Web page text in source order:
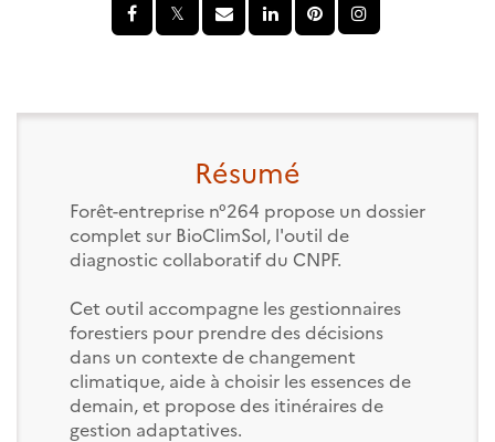
Résumé
Forêt-entreprise n°264 propose un dossier
complet sur BioClimSol, l'outil de
diagnostic collaboratif du CNPF.
Cet outil accompagne les gestionnaires
forestiers pour prendre des décisions
dans un contexte de changement
climatique, aide à choisir les essences de
demain, et propose des itinéraires de
gestion adaptatives.